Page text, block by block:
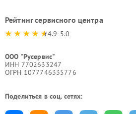
Рейтинг сервисного центра
4.9-5.0
ООО "Русервис"
ИНН 7702633247
ОГРН 1077746335776
Поделиться в соц. сетях: